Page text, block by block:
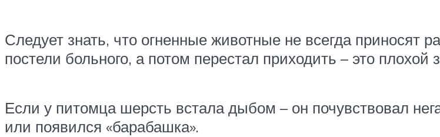
Следует знать, что огненные животные не всегда приносят
постели больного, а потом перестал приходить – это плохой
Если у питомца шерсть встала дыбом – он почувствовал
или появился «барабашка».